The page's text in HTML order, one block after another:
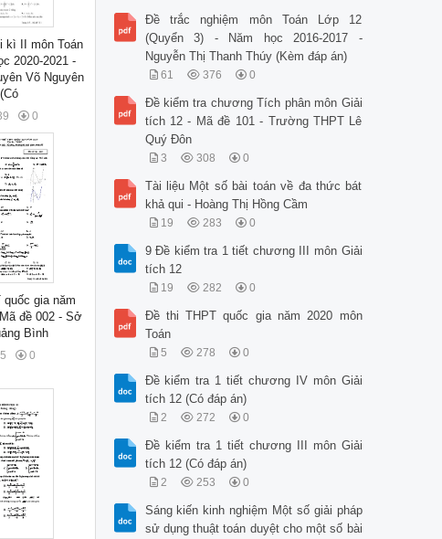
kì II môn Toán
2020-2021 -
Võ Nguyên
0
gia năm
đề 002 - Sở
Bình
0
Đề trắc nghiệm môn Toán Lớp 12
(Quyển 3) - Năm học 2016-2017 -
Nguyễn Thị Thanh Thúy (Kèm đáp án)
61 376 0
Đề kiểm tra chương Tích phân môn Giải
tích 12 - Mã đề 101 - Trường THPT Lê
Quý Đôn
3 308 0
Tài liệu Một số bài toán về đa thức bát
khả qui - Hoàng Thị Hồng Cầm
19 283 0
9 Đề kiểm tra 1 tiết chương III môn Giải
tích 12
19 282 0
Đề thi THPT quốc gia năm 2020 môn
Toán
5 278 0
Đề kiểm tra 1 tiết chương IV môn Giải
tích 12 (Có đáp án)
2 272 0
Đề kiểm tra 1 tiết chương III môn Giải
tích 12 (Có đáp án)
2 253 0
Sáng kiến kinh nghiệm Một số giải pháp
sử dụng thuật toán duyệt cho một số bài